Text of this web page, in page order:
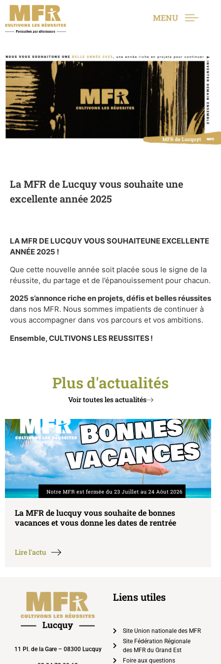
MENU
La MFR de Lucquy vous souhaite une
excellente année 2025
LA MFR DE LUCQUY VOUS SOUHAITEUNE EXCELLENTE
ANNÉE 2025 !
Que cette nouvelle année soit placée sous le signe de la
réussite, du partage et de l’épanouissement pour chacun.
2025 s’annonce riche en projets, défis et belles réussites
dans nos MFR. Nous sommes impatients de continuer à
vous accompagner dans vos parcours et vos ambitions.
Ensemble, CULTIVONS LES REUSSITES !
Plus d'actualités
Voir toutes les actualités
La MFR de lucquy vous souhaite de bonnes
vacances et vous donne les dates de rentrée
Lire l'actu
11 Pl. de la Gare – 08300 Lucquy
Liens utiles
Site Union nationale des MFR
Site Fédération Régionale
des MFR du Grand Est
Foire aux questions